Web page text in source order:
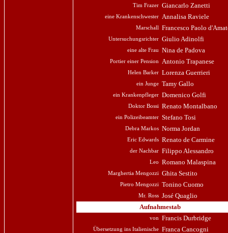
Tim Frazer Giancarlo Zanetti
eine Krankenschwester Annalisa Raviele
Marschall Francesco Paolo
Untersuchungsrichter Giulio Adinolfi
eine alte Frau Nina de Padova
Portier einer Pension Antonio Trapanese
Helen Barker Lorenza Guerrieri
ein Junge Tamy Gallo
ein Krankenpfleger Domenico Golfi
Doktor Bossi Renato Montalbano
ein Polizeibeamter Stefano Tosi
Debra Markos Norma Jordan
Eric Edwards Renato de Carmine
der Nachbar Filippo Alessandro
Leo Romano Malaspina
Marghertia Mengozzi Ghita Sestito
Pietro Mengozzi Tonino Cuomo
Mr. Ross José Quaglio
Aufnahmestab
von Francis Durbridge
Übersetzung ins Italienische Franca Cancogni